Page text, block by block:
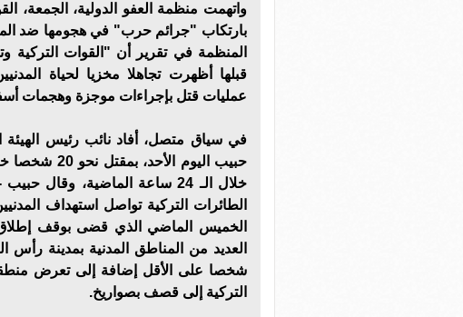
واتهمت منظمة العفو الدولية، الجمعة،
بارتكاب "جرائم حرب" في هجومها ضد
المنظمة في تقرير أن "القوات
قبلها أظهرت تجاهلا مخزيا لحياة
عمليات قتل بإجراءات موجزة وهجمات
في سياق متصل، أفاد نائب رئيس الهيئة
حبيب اليوم
خلال الـ 24 ساعة الماضية،
الطائرات التركية تواصل استهداف
الخميس الماضي الذي قضى بوقف
التركية إلى قصف بصواريخ.